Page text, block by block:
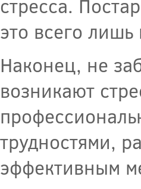
стресса.
это всего
Наконец, не
возникают
трудностями,
эффективным